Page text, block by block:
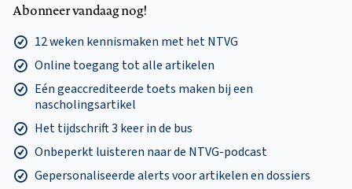
Abonneer vandaag nog!
12 weken kennismaken met het NTVG
Online toegang tot alle artikelen
Eén geaccrediteerde toets maken bij een
nascholingsartikel
Het tijdschrift 3 keer in de bus
Onbeperkt luisteren naar de NTVG-podcast
Gepersonaliseerde alerts voor artikelen en dossiers